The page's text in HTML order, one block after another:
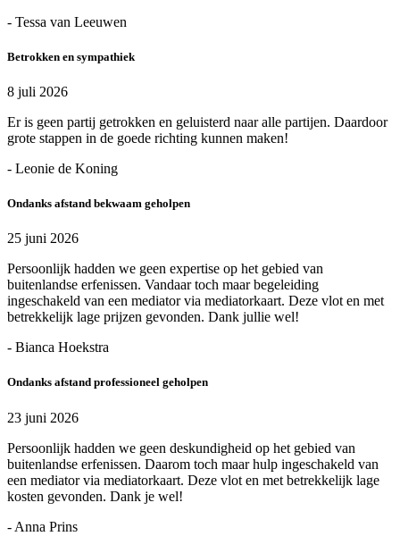
- Tessa van Leeuwen
Betrokken en sympathiek
8 juli 2026
Er is geen partij getrokken en geluisterd naar alle partijen. Daardoor
grote stappen in de goede richting kunnen maken!
- Leonie de Koning
Ondanks afstand bekwaam geholpen
25 juni 2026
Persoonlijk hadden we geen expertise op het gebied van
buitenlandse erfenissen. Vandaar toch maar begeleiding
ingeschakeld van een mediator via mediatorkaart. Deze vlot en met
betrekkelijk lage prijzen gevonden. Dank jullie wel!
- Bianca Hoekstra
Ondanks afstand professioneel geholpen
23 juni 2026
Persoonlijk hadden we geen deskundigheid op het gebied van
buitenlandse erfenissen. Daarom toch maar hulp ingeschakeld van
een mediator via mediatorkaart. Deze vlot en met betrekkelijk lage
kosten gevonden. Dank je wel!
- Anna Prins